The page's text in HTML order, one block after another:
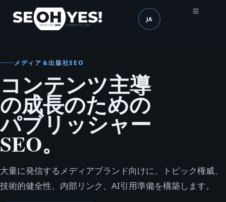
SEOH 言語 (mobile header)
JA
メディア＆出版社SEO
コンテンツ主導
の成長のための
パブリッシャー
SEO。
大量に発信するメディアブランド向けに、トピック権威、
技術的健全性、内部リンク、AI引用準備を構築します。